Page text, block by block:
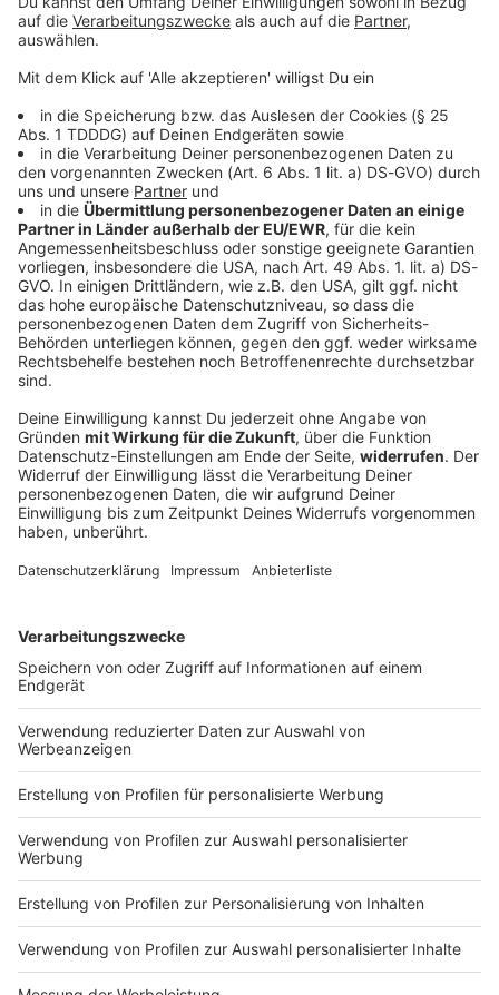
DAS KÖNNTE DICH AUCH INTERESSIEREN
Bayern
Deutschlands erster Vogelstimmen-
Imitations-Wettbewerb in Landshut:
Wer kann am besten gurren, zwitschern oder piepen?
Mitte September startet in Landshut Deutschlands
erster Vogelstimmen-Imitations-Wettbewerb. Kinder
und Erwachsene treten auf der Bühne gegeneinander
und zum Ablauf lest ihr hier.
DEINE GEMERKTEN ARTIKEL
Du hast dir noch keine Artikel gemerkt
Markiere sie hierfür mit einem